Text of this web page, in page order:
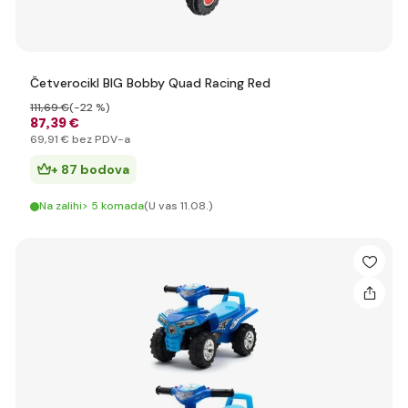
Četverocikl BIG Bobby Quad Racing Red
87,39 €
111,69 €(-22 %)
69,91 € bez PDV-a
+ 87 bodova
Na zalihi> 5 komada(U vas 11.08.)